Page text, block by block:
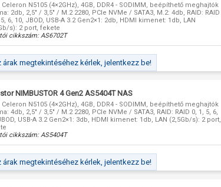
Celeron N5105 (4×2GHz), 4GB, DDR4 - SODIMM, beépíthető meghajtók
2db, 2,5" / 3,5" / M.2 2280, PCIe NVMe / SATA3, M.2: 4db, RAID: RAID
5, 6, 10, JBOD, USB-A 3.2 Gen2×1: 2db, HDMI kimenet: 1db, LAN
s): 2 port, fekete
cikkszám:AS6702T
árak megtekintéséhez kérlek, jelentkezz be!
NIMBUSTOR 4 Gen2 AS5404T NAS
Celeron N5105 (4×2GHz), 4GB, DDR4 - SODIMM, beépíthető meghajtók
4db, 2,5" / 3,5" / M.2 2280, PCIe NVMe / SATA3, RAID: RAID 0, 1, 5, 6,
USB-A 3.2 Gen2×1: 3db, HDMI kimenet: 1db, LAN (2,5Gb/s): 2 port,
cikkszám:AS5404T
árak megtekintéséhez kérlek, jelentkezz be!